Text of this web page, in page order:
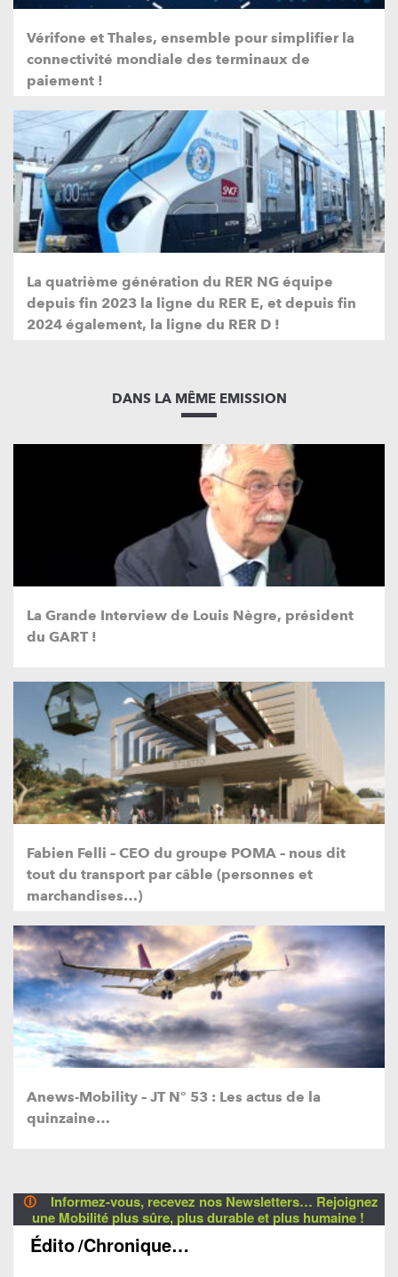
Vérifone et Thales, ensemble pour simplifier la
connectivité mondiale des terminaux de
paiement !
La quatrième génération du RER NG équipe
depuis fin 2023 la ligne du RER E, et depuis fin
2024 également, la ligne du RER D !
DANS LA MÊME EMISSION
La Grande Interview de Louis Nègre, président
du GART !
Fabien Felli – CEO du groupe POMA – nous dit
tout du transport par câble (personnes et
marchandises…)
Anews-Mobility – JT N° 53 : Les actus de la
quinzaine…
🛈
Informez-vous, recevez nos Newsletters… Rejoignez
une Mobilité plus sûre, plus durable et plus humaine !
Édito/Chronique…